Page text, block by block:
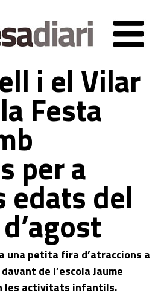
i el Vilar
Festa
per a
edats del
una petita fira d’atraccions a
de l’escola Jaume
les activitats infantils.